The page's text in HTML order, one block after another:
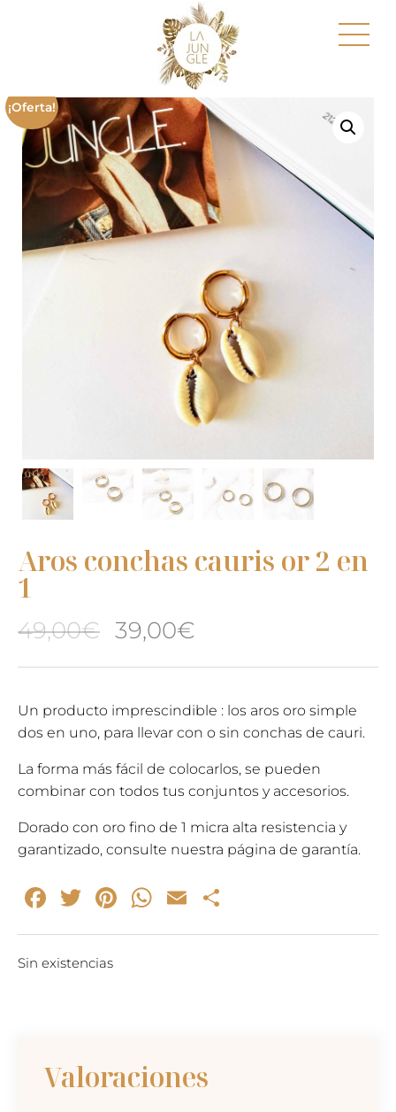
¡Oferta!
Aros conchas cauris or 2 en
1
49,00€ El
precio
original
era:
49,00€.
39,00€
precio
actual
es:
39,00€.
Un producto imprescindible : los aros oro simple
dos en uno, para llevar con o sin conchas de cauri.
La forma más fácil de colocarlos, se pueden
combinar con todos tus conjuntos y accesorios.
Dorado con oro fino de 1 micra alta resistencia y
garantizado, consulte nuestra página de garantía.
Facebook
Twitter
Pinterest
WhatsApp
Email
Sin existencias
Valoraciones